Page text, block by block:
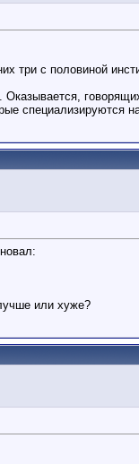
три с половиной
специализируются
или хуже?